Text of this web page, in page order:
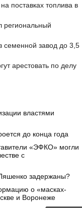
поставках топлива в
региональный
семенной завод до 3,5
арестовать по делу
властями
до конца года
«ЭФКО» могли
с
задержаны?
о «масках-
и Воронеже